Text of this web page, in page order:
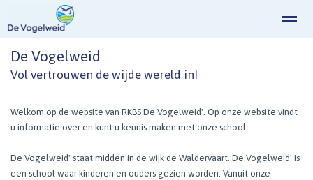
Home Zoeken Nieuws Agenda
De Vogelweid
Vol vertrouwen de wijde wereld in!
Welkom op de website van RKBS De Vogelweid'. Op onze website vindt
u informatie over en kunt u kennis maken met onze school.
De Vogelweid' staat midden in de wijk de Waldervaart. De Vogelweid' is
een school waar kinderen en ouders gezien worden. Vanuit onze